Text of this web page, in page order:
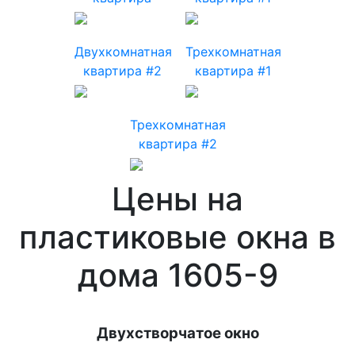
Двухкомнатная
квартира #2
Трехкомнатная
квартира #1
Трехкомнатная
квартира #2
Цены на
пластиковые окна в
дома 1605-9
Двухстворчатое окно